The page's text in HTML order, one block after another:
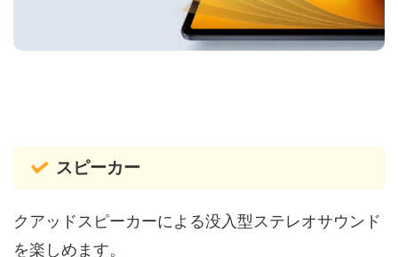
スピーカー
クアッドスピーカーによる没入型ステレオサウンド
を楽しめます。